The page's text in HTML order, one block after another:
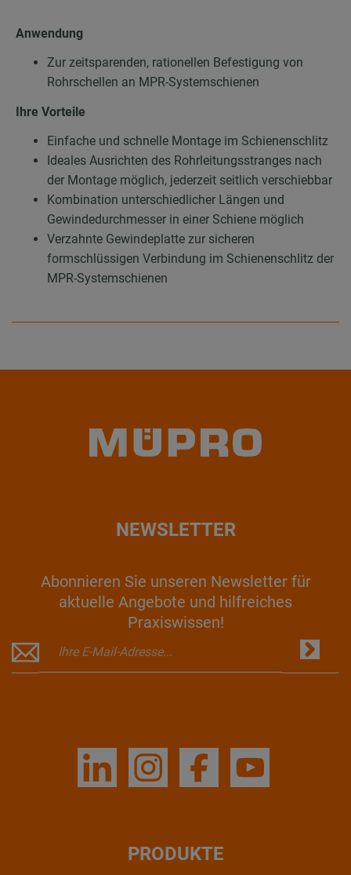
Anwendung
Zur zeitsparenden, rationellen Befestigung von
Rohrschellen an MPR-Systemschienen
Ihre Vorteile
Einfache und schnelle Montage im Schienenschlitz
Ideales Ausrichten des Rohrleitungsstranges nach
der Montage möglich, jederzeit seitlich verschiebbar
Kombination unterschiedlicher Längen und
Gewindedurchmesser in einer Schiene möglich
Verzahnte Gewindeplatte zur sicheren
formschlüssigen Verbindung im Schienenschlitz der
MPR-Systemschienen
NEWSLETTER
Abonnieren Sie unseren Newsletter für
aktuelle Angebote und hilfreiches
Praxiswissen!
PRODUKTE